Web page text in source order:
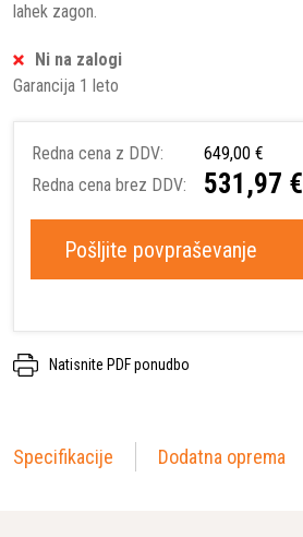
lahek zagon.
Ni na zalogi
Garancija 1 leto
Redna cena z DDV:
649,00 €
Redna cena brez DDV:
531,97 €
Pošljite povpraševanje
Natisnite PDF ponudbo
Specifikacije Dodatna oprema